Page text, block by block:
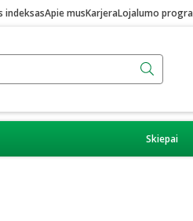
indeksasApie musKarjeraLojalumo
Skiepai